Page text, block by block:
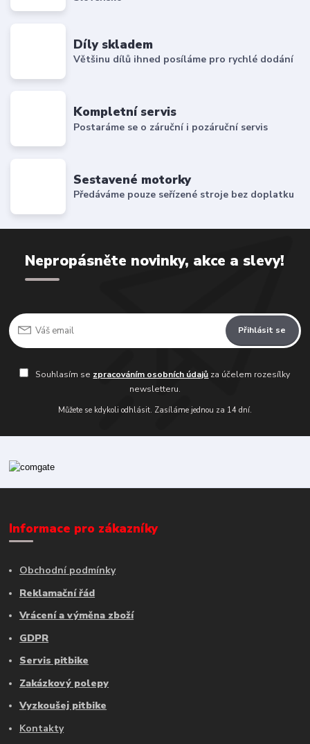
Díly skladem
Většinu dílů ihned posíláme pro rychlé dodání
Kompletní servis
Postaráme se o záruční i pozáruční servis
Sestavené motorky
Předáváme pouze seřízené stroje bez doplatku
Nepropásněte novinky, akce a slevy!
Přihlásit se
Souhlasím se zpracováním osobních údajů za účelem rozesílky
newsletteru.
Můžete se kdykoli odhlásit. Zasíláme jednou za 14 dní.
Informace pro zákazníky
Obchodní podmínky
Reklamační řád
Vrácení a výměna zboží
GDPR
Servis pitbike
Zakázkový polepy
Vyzkoušej pitbike
Kontakty